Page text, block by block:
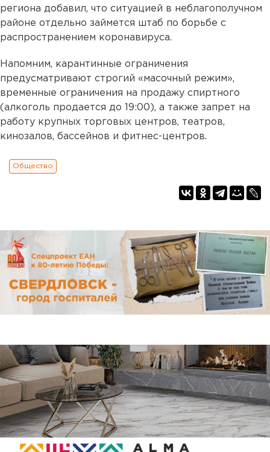
региона добавил, что ситуацией в неблагополучном
районе отдельно займется штаб по борьбе с
распространением коронавируса.
Напомним, карантинные ограничения
предусматривают строгий «масочный режим»,
временные ограничения на продажу спиртного
(алкоголь продается до 19:00), а также запрет на
работу крупных торговых центров, театров,
кинозалов, бассейнов и фитнес-центров.
Общество